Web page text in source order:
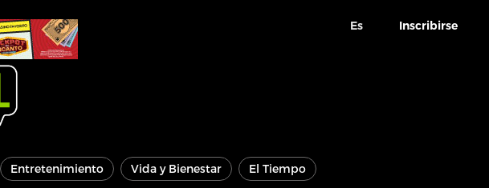
Es Inscribirse
Entretenimiento Vida y Bienestar El Tiempo